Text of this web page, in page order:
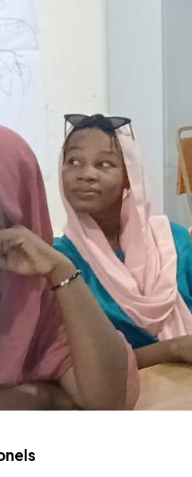
des communautés
fronts pour assurer un
durable. Découvrez
jour.